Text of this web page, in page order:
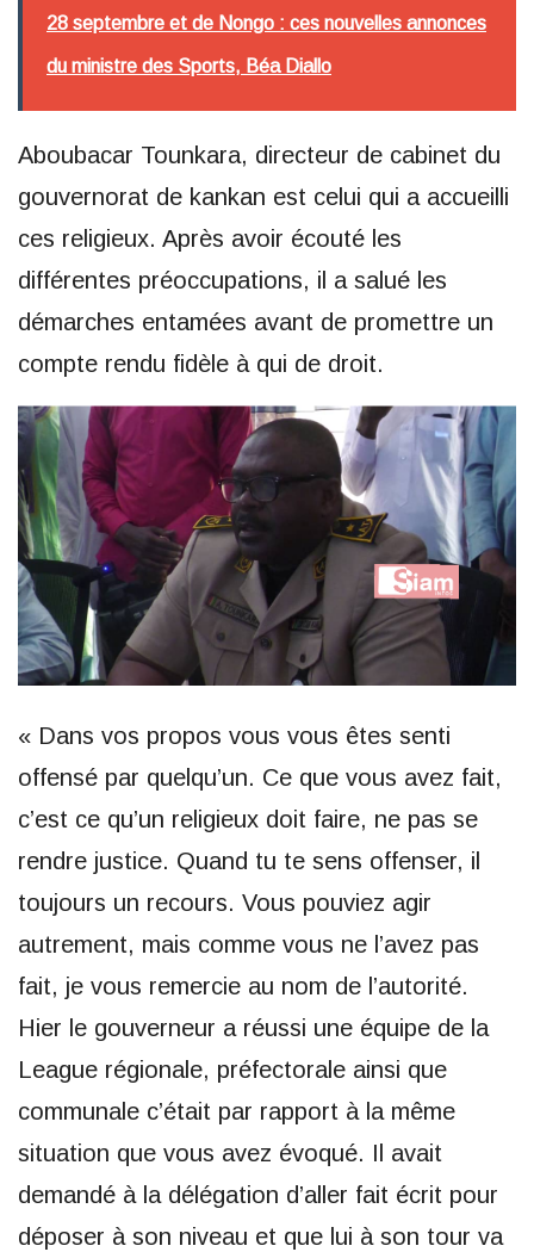
28 septembre et de Nongo : ces nouvelles annonces
du ministre des Sports, Béa Diallo
Aboubacar Tounkara, directeur de cabinet du
gouvernorat de kankan est celui qui a accueilli
ces religieux. Après avoir écouté les
différentes préoccupations, il a salué les
démarches entamées avant de promettre un
compte rendu fidèle à qui de droit.
« Dans vos propos vous vous êtes senti
offensé par quelqu’un. Ce que vous avez fait,
c’est ce qu’un religieux doit faire, ne pas se
rendre justice. Quand tu te sens offenser, il
toujours un recours. Vous pouviez agir
autrement, mais comme vous ne l’avez pas
fait, je vous remercie au nom de l’autorité.
Hier le gouverneur a réussi une équipe de la
League régionale, préfectorale ainsi que
communale c’était par rapport à la même
situation que vous avez évoqué. Il avait
demandé à la délégation d’aller fait écrit pour
déposer à son niveau et que lui à son tour va